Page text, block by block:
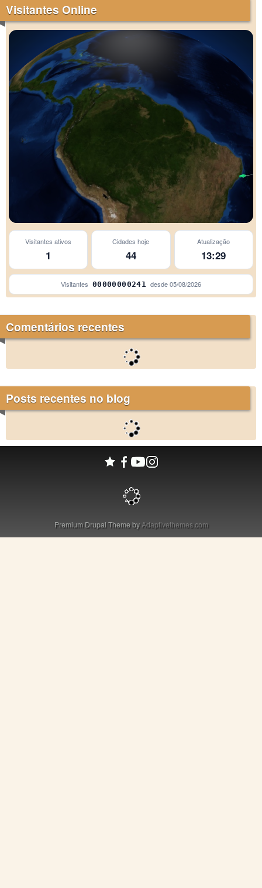
Visitantes Online
Visitantes ativos
1
Cidades hoje
44
Atualização
13:29
Visitantes 00000000241 desde05/08/2026
Comentários recentes
Posts recentes no blog
Premium Drupal Theme byAdaptivethemes.com